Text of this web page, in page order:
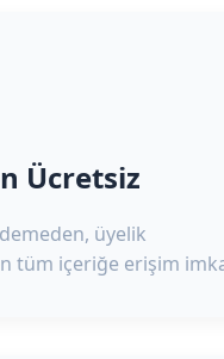
Ücretsiz
üyelik
tüm içeriğe erişim